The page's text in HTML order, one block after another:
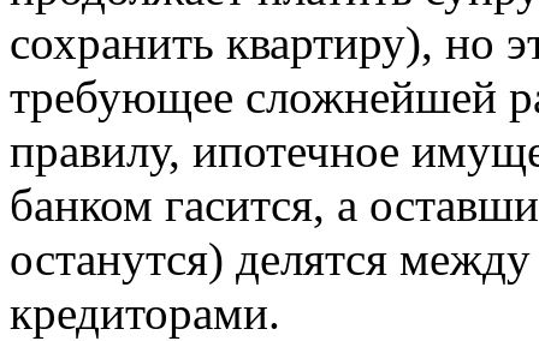
сохранить квартиру), но
требующее сложнейшей
правилу, ипотечное
банком гасится, а
останутся) делятся
кредиторами.